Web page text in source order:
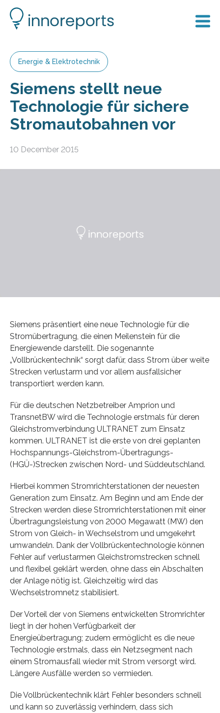
Energie & Elektrotechnik
Siemens stellt neue
Technologie für sichere
Stromautobahnen vor
10 December 2015
Siemens präsentiert eine neue Technologie für die
Stromübertragung, die einen Meilenstein für die
Energiewende darstellt. Die sogenannte
„Vollbrückentechnik“ sorgt dafür, dass Strom über weite
Strecken verlustarm und vor allem ausfallsicher
transportiert werden kann.
Für die deutschen Netzbetreiber Amprion und
TransnetBW wird die Technologie erstmals für deren
Gleichstromverbindung ULTRANET zum Einsatz
kommen. ULTRANET ist die erste von drei geplanten
Hochspannungs-Gleichstrom-Übertragungs-
(HGÜ-)Strecken zwischen Nord- und Süddeutschland.
Hierbei kommen Stromrichterstationen der neuesten
Generation zum Einsatz. Am Beginn und am Ende der
Strecken werden diese Stromrichterstationen mit einer
Übertragungsleistung von 2000 Megawatt (MW) den
Strom von Gleich- in Wechselstrom und umgekehrt
umwandeln. Dank der Vollbrückentechnologie können
Fehler auf verlustarmen Gleichstromstrecken schnell
und flexibel geklärt werden, ohne dass ein Abschalten
der Anlage nötig ist. Gleichzeitig wird das
Wechselstromnetz stabilisiert.
Der Vorteil der von Siemens entwickelten Stromrichter
liegt in der hohen Verfügbarkeit der
Energieübertragung; zudem ermöglicht es die neue
Technologie erstmals, dass ein Netzsegment nach
einem Stromausfall wieder mit Strom versorgt wird.
Längere Ausfälle werden so vermieden.
Die Vollbrückentechnik klärt Fehler besonders schnell
und kann so zuverlässig verhindern, dass sich